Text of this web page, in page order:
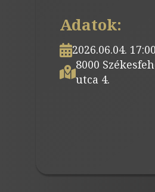
Adatok:
2026.06.04. 17:00
8000
utca 4.